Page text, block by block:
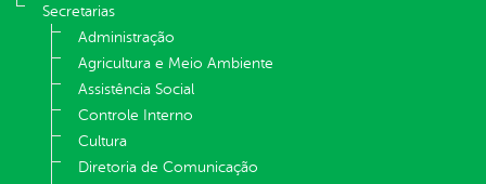
Secretarias
Administração
Agricultura e Meio Ambiente
Assistência Social
Controle Interno
Cultura
Diretoria de Comunicação